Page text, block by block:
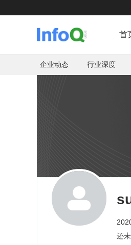
首
企业动态 行业深度
还